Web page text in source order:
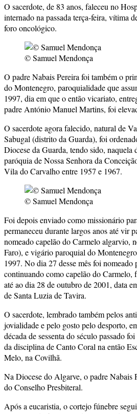
O sacerdote, de 83 anos, faleceu no
internado na passada terça-feira, vítima
foro oncológico.
© Samuel Mendonça
O padre Nabais Pereira foi também o
do Montenegro, paroquialidade que
1997, dia em que o então vicariato,
padre António Manuel Martins, foi
O sacerdote agora falecido, natural de
Sabugal (distrito da Guarda), foi
Diocese da Guarda, tendo sido, naquela
paróquia de Nossa Senhora da
Vila do Carvalho entre 1957 e 1967.
© Samuel Mendonça
Foi depois enviado como missionário
permaneceu durante largos anos até vir
nomeado capelão do Carmelo algarvio,
Faro), e vigário paroquial do
1997. No dia 27 desse mês foi
continuando como capelão do Carmelo,
até ao dia 28 de outubro de 2001, data
de Santa Luzia de Tavira.
O sacerdote, lembrado também pelos
jovialidade e pelo gosto pelo desporto,
década de sessenta do século passado
da disciplina de Canto Coral na então
Melo, na Covilhã.
Na Diocese do Algarve, o padre Nabais
do Conselho Presbiteral.
Após a eucaristia, o cortejo fúnebre